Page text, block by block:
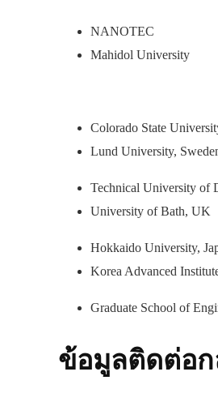
NANOTEC
Mahidol University
Colorado State
Lund University,
Technical University of
University of Bath, UK
Hokkaido University,
Korea Advanced
Graduate School of
ข้อมูลติดต่อ